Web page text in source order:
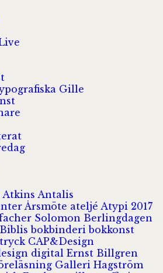
Gille
Atkins Antalis
Årsmöte ateljé Atypi 2017
Solomon Berlingdagen
Biblisbokbinderibokkonst
CAP&Design
digital Ernst Billgren
Galleri Hagström